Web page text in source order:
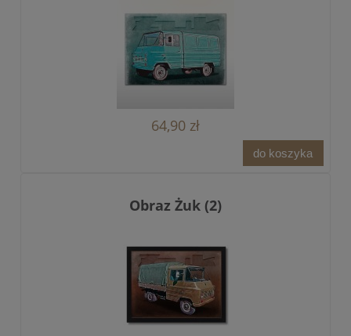
64,90 zł
do koszyka
Obraz Żuk (2)